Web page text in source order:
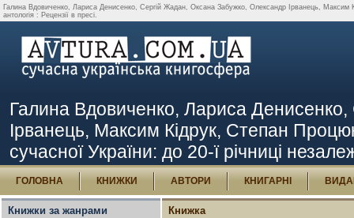
Галина Вдовиченко, Лариса Денисенко, Сергій Жадан, Оксана Забужко, Олександр Ірванець, Максим
антологія : Рецензії в пресі.
Галина Вдовиченко, Лариса
Ірванець, Максим Кідрук, Степан
сучасної України: до 20-ї річниці
ГОЛОВНА КНИЖКИ АВТОРИ КНИГАРНІ
Книжки за жанрами Книжка